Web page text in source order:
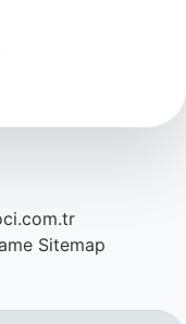
Sitemap